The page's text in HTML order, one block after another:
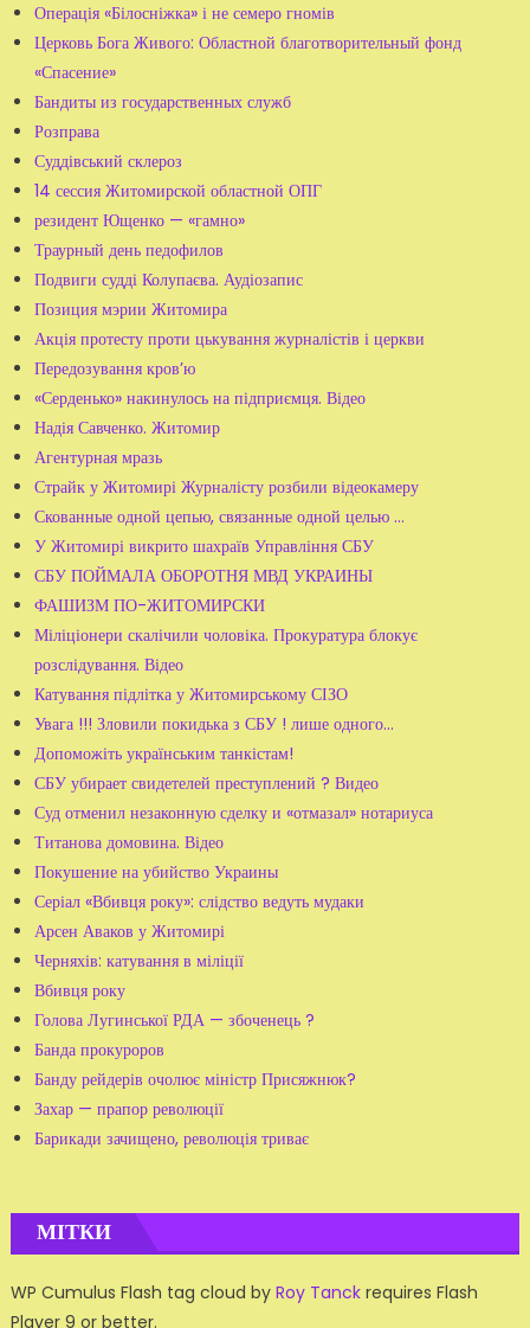
Операція «Білосніжка» і не семеро гномів
Церковь Бога Живого: Областной благотворительный фонд
«Спасение»
Бандиты из государственных служб
Розправа
Суддівський склероз
14 сессия Житомирской областной ОПГ
резидент Ющенко — «гамно»
Траурный день педофилов
Подвиги судді Колупаєва. Аудіозапис
Позиция мэрии Житомира
Акція протесту проти цькування журналістів і церкви
Передозування кров’ю
«Серденько» накинулось на підприємця. Відео
Надія Савченко. Житомир
Агентурная мразь
Страйк у Житомирі Журналісту розбили відеокамеру
Скованные одной цепью, связанные одной целью …
У Житомирі викрито шахраїв Управління СБУ
СБУ ПОЙМАЛА ОБОРОТНЯ МВД УКРАИНЫ
ФАШИЗМ ПО-ЖИТОМИРСКИ
Міліціонери скалічили чоловіка. Прокуратура блокує
розслідування. Відео
Катування підлітка у Житомирському СІЗО
Увага !!! Зловили покидька з СБУ ! лише одного...
Допоможіть українським танкістам!
СБУ убирает свидетелей преступлений ? Видео
Суд отменил незаконную сделку и «отмазал» нотариуса
Титанова домовина. Відео
Покушение на убийство Украины
Серіал «Вбивця року»: слідство ведуть мудаки
Арсен Аваков у Житомирі
Черняхів: катування в міліції
Вбивця року
Голова Лугинської РДА — збоченець ?
Банда прокуроров
Банду рейдерів очолює міністр Присяжнюк?
Захар — прапор революції
Барикади зачищено, революція триває
МІТКИ
WP Cumulus Flash tag cloud by Roy Tanckrequires Flash
Player 9 or better.